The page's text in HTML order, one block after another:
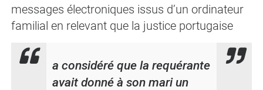
messages électroniques issus d’un ordinateur
familial en relevant que la justice portugaise
a considéré que la requérante
avait donné à son mari un